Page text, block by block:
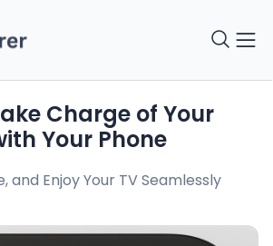
Your Phone
and Enjoy Your TV Seamlessly